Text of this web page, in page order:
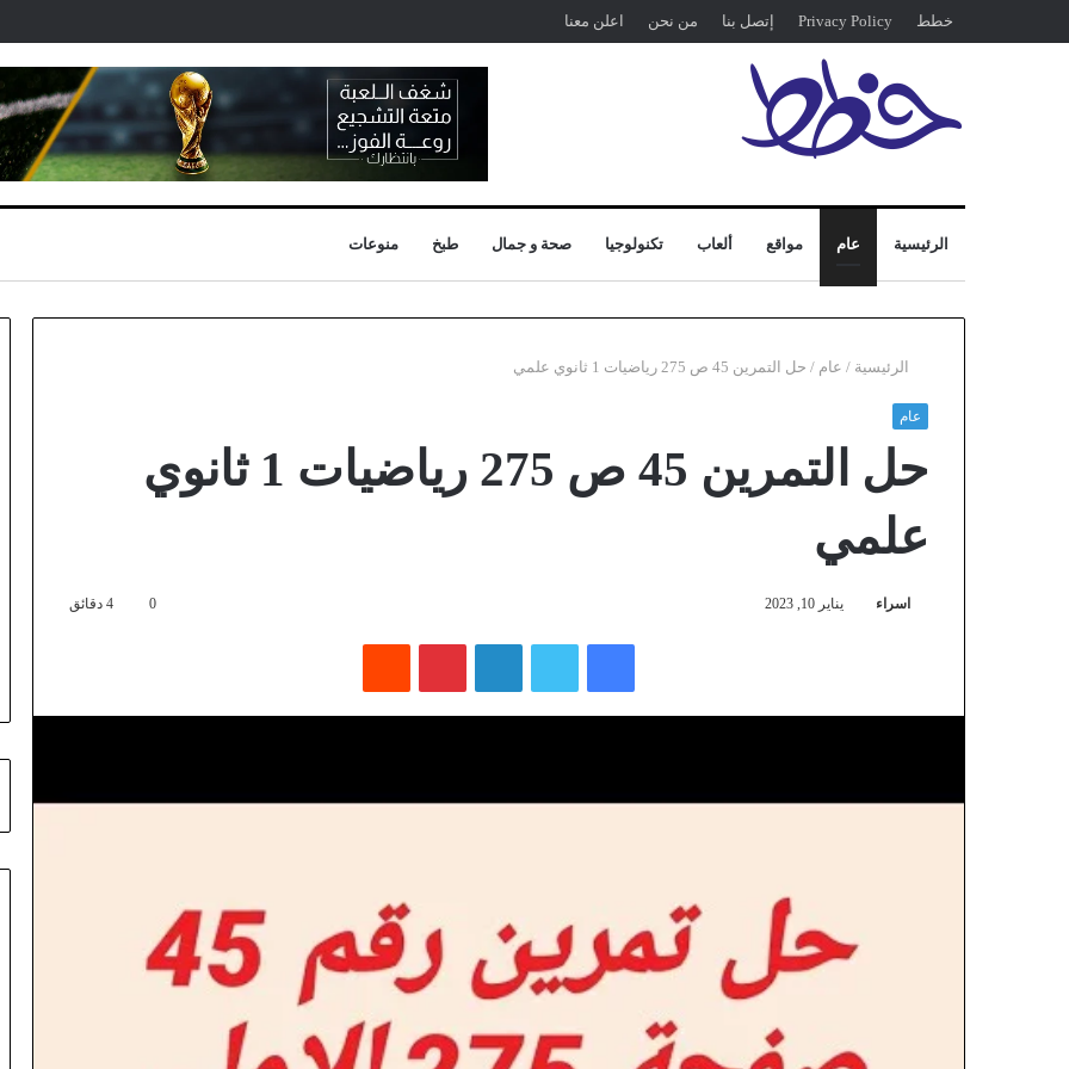
خطط Privacy Policy إتصل بنا من نحن اعلن معنا
الرئيسية عام مواقع ألعاب تكنولوجيا صحة و جمال طبخ منوعات
الرئيسية / عام / حل التمرين 45 ص 275 رياضيات 1 ثانوي علمي
عام
حل التمرين 45 ص 275 رياضيات 1 ثانوي
علمي
اسراء يناير 10, 2023 0
فيسبوك لينكدإن بينتيريست